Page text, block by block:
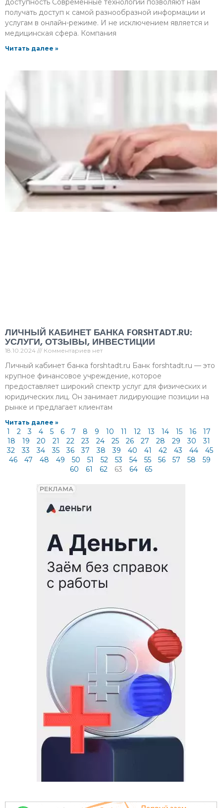
доступность Современные технологии позволяют нам
получать доступ к самой разнообразной информации и
услугам в онлайн-режиме. И не исключением является и
медицинская сфера. Компания
Читать далее »
ЛИЧНЫЙ КАБИНЕТ БАНКА FORSHTADT.RU:
УСЛУГИ, ОТЗЫВЫ, ИНВЕСТИЦИИ
18.10.2024 Комментариев нет
Личный кабинет банка forshtadt.ru Банк forshtadt.ru — это
крупное финансовое учреждение, которое
предоставляет широкий спектр услуг для физических и
юридических лиц. Он занимает лидирующие позиции на
рынке и предлагает клиентам
Читать далее »
1 2 3 4 5 6 7 8 9 10 11 12 13 14 15 16
17
18
19 20 21 22 23 24 25 26 27 28 29 30
31
32
33 34 35 36 37 38 39 40 41 42 43 44
45
46
47 48 49 50 51 52 53 54 55 56 57 58
59
60
61 62 63 64 65